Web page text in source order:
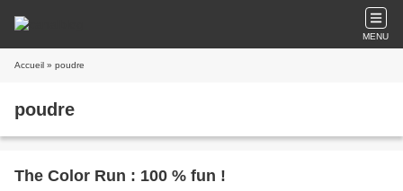
MENU
Accueil » poudre
poudre
The Color Run : 100 % fun !